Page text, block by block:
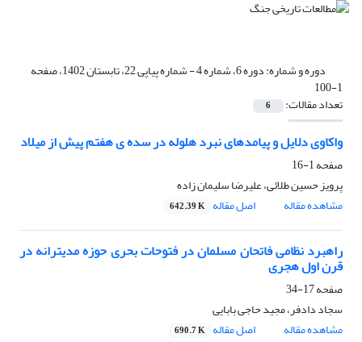
دوره و شماره: دوره 6، شماره 4 - شماره پیاپی 22، تابستان 1402، صفحه
1-100
تعداد مقالات: 6
واکاوی دلایل و پیامدهای نبرد هلوله در سده ی هفتم پیش از میلاد
صفحه1-16
پرویز حسین طلائی، علیرضا سلیمان زاده
مشاهده مقاله
اصل مقاله 642.39 K
راهبرد نظامی فاتحان مسلمان در فتوحات بحری حوزه مدیترانه در
قرن اول هجری
صفحه17-34
سجاد دادفر، مجید حاجی بابایی
مشاهده مقاله
اصل مقاله 690.7 K